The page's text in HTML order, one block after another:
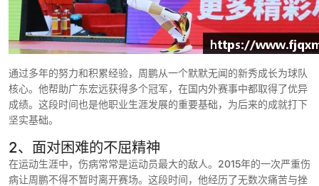
通过多年的努力和积累经验，周鹏从一个默默无闻的新秀成长为球队
核心。他帮助广东宏远获得多个冠军，在国内外赛事中都取得了优异
成绩。这段时间也是他职业生涯发展的重要基础，为后来的成就打下
坚实基础。
2、面对困难的不屈精神
在运动生涯中，伤病常常是运动员最大的敌人。2015年的一次严重伤
病让周鹏不得不暂时离开赛场。这段时间，他经历了无数次痛苦与挫